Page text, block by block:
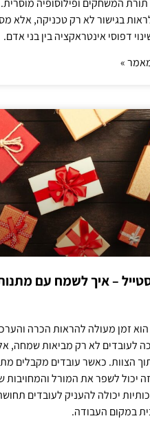
תורת המשחקים ופילוסופיה מוסרית.
בגישור לא רק טכניקה, אלא
דפוסי אינטראקציה בין בני אדם.
»
– איך לשמח עם
זמן מעולה להראות הכרה
לעובדים לא רק מביאות שמחה,
הצוות. כאשר עובדים מקבלים
יכול לשפר את המורל
יכולה להעניק לעובדים
במקום העבודה.